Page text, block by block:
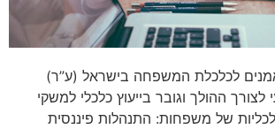
לכלכלת המשפחה בישראל (ע”ר)
ההולך וגובר בייעוץ כלכלי למשקי
של משפחות: התנהלות פיננסית